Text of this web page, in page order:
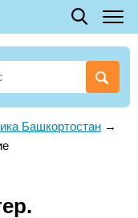
Башкортостан →